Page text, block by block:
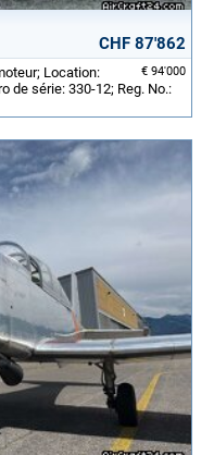
CHF 87'862
€ 94'000
Location:
de série: 330-12; Reg. No.: